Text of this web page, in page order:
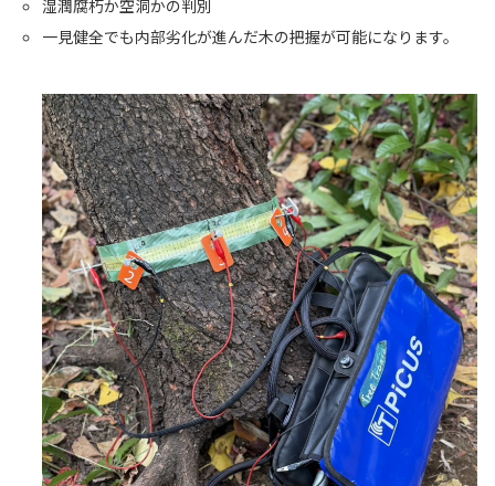
湿潤腐朽か空洞かの判別
一見健全でも内部劣化が進んだ木の把握が可能になります。